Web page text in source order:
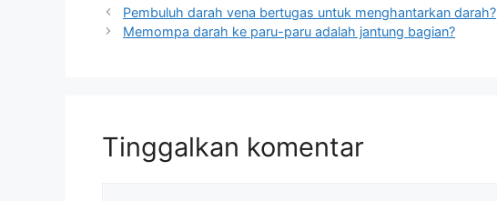
Pembuluh darah vena bertugas untuk menghantarkan darah?
Memompa darah ke paru-paru adalah jantung bagian?
Tinggalkan komentar